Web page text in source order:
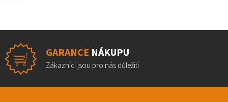
GARANCE NÁKUPU
Zákazníci jsou pro nás důležití